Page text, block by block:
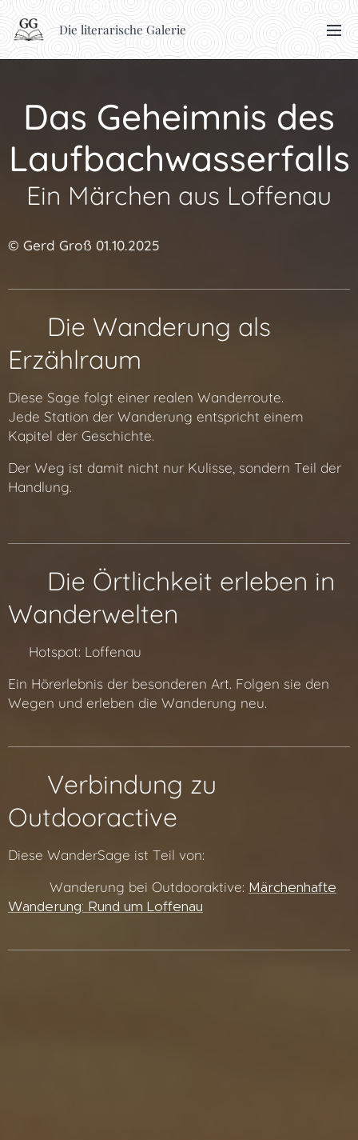
Die literarische Galerie
Das Geheimnis des
Laufbachwasserfalls
Ein Märchen aus Loffenau
© Gerd Groß 01.10.2025
🧭 Die Wanderung als
Erzählraum
Diese Sage folgt einer realen Wanderroute.
Jede Station der Wanderung entspricht einem
Kapitel der Geschichte.
Der Weg ist damit nicht nur Kulisse, sondern Teil der
Handlung.
📍 Die Örtlichkeit erleben in
Wanderwelten
🔗 Hotspot: Loffenau
Ein Hörerlebnis der besonderen Art. Folgen sie den
Wegen und erleben die Wanderung neu.
🔗 Verbindung zu
Outdooractive
Diese WanderSage ist Teil von:
👉 🔗 Wanderung bei Outdooraktive: Märchenhafte
Wanderung: Rund um Loffenau